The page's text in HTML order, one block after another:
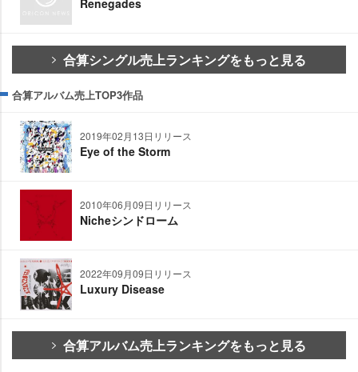
Renegades
合算シングル売上ランキングをもっと見る
合算アルバム売上TOP3作品
2019年02月13日リリース
Eye of the Storm
2010年06月09日リリース
Nicheシンドローム
2022年09月09日リリース
Luxury Disease
合算アルバム売上ランキングをもっと見る